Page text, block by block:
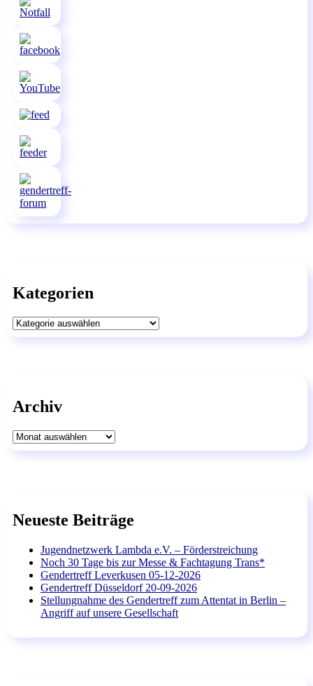
Kategorien
Kategorien
Archiv
Archiv
Neueste Beiträge
Jugendnetzwerk Lambda e.V. – Förderstreichung
Noch 30 Tage bis zur Messe & Fachtagung Trans*
Gendertreff Leverkusen 05-12-2026
Gendertreff Düsseldorf 20-09-2026
Stellungnahme des Gendertreff zum Attentat in Berlin –
Angriff auf unsere Gesellschaft